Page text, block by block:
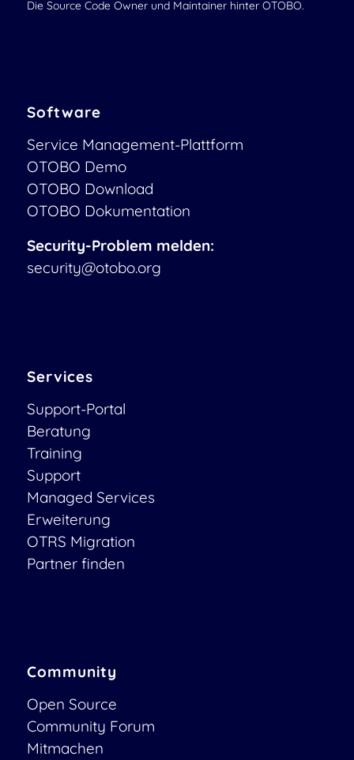
Die Source Code Owner und Maintainer hinter OTOBO.
Software
Service Management-Plattform
OTOBO Demo
OTOBO Download
OTOBO Dokumentation
Security-Problem melden:
security@otobo.org
Services
Support-Portal
Beratung
Training
Support
Managed Services
Erweiterung
OTRS Migration
Partner finden
Community
Open Source
Community Forum
Mitmachen